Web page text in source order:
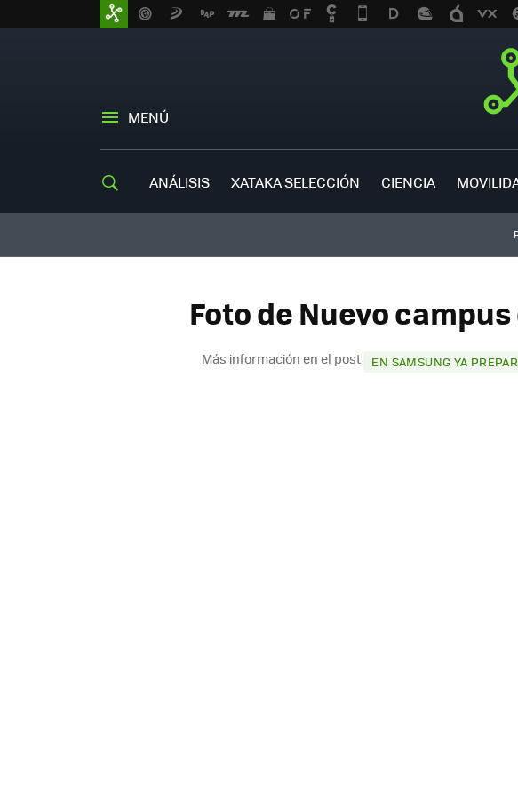
MENÚ
ANÁLISIS XATAKA SELECCIÓN CIENCIA
Foto de Nuevo
Más información en el post EN SAMSUNG YA